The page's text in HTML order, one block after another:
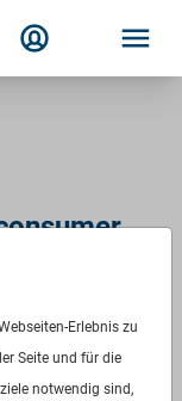
Erlebnis zu
Seite und für die
notwendig sind,